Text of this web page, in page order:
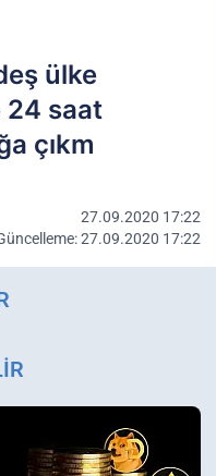
ülke
24 saat
çıkm
27.09.2020 17:22
27.09.2020 17:22